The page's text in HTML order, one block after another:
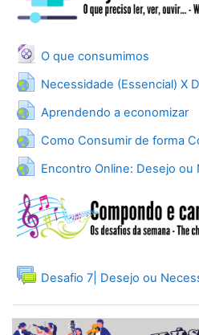
O que consumimos
Arquivo
Necessidade (Essencial) X
Aprendendo a economizar
URL
Como Consumir de forma
Encontro Online: Desejo ou
Desafio 7| Desejo ou